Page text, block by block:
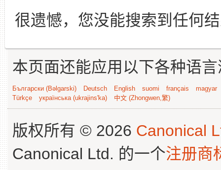
很遗憾，您没能搜索到任何
本页面还能应用以下各种语
Български (Bəlgarski) Deutsch English suomi français
magyar
Türkçe
українська (ukrajins'ka) 中文 (Zhongwen,繁)
版权所有 © 2026 Canonical
Canonical Ltd. 的一个注册商